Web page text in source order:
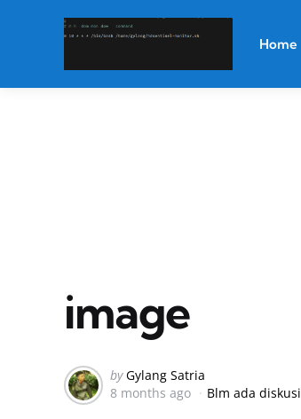
Home
image
Posted
by
by Gylang Satria
8 months ago
Blm ada diskusi